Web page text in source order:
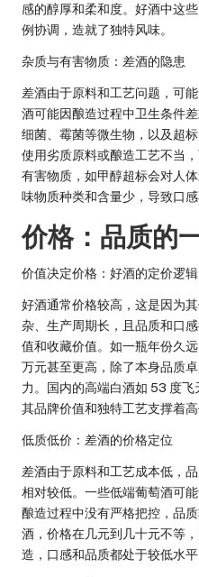
感的醇厚和柔和度。好酒中这
例协调，造就了独特风味。
杂质与有害物质：差酒的隐患
差酒由于原料和工艺问题，可
酒可能因酿造过程中卫生条件
细菌、霉菌等微生物，以及超
使用劣质原料或酿造工艺不当
有害物质，如甲醇超标会对人
味物质种类和含量少，导致口感
价格：品质的
价值决定价格：好酒的定价逻辑
好酒通常价格较高，这是因为
杂、生产周期长，且品质和口
值和收藏价值。如一瓶年份久
万元甚至更高，除了本身品质
力。国内的高端白酒如 53 度飞
其品牌价值和独特工艺支撑着高
低质低价：差酒的价格定位
差酒由于原料和工艺成本低，
相对较低。一些低端葡萄酒可
酿造过程中没有严格把控，品
酒，价格在几元到几十元不等
造，口感和品质都处于较低水平